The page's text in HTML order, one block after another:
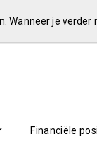
Financiële
Wanneer je